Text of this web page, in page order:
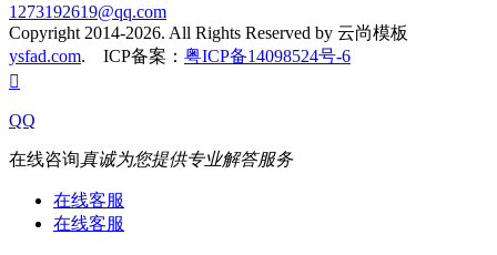
1273192619@qq.com
Copyright 2014-2026. All Rights Reserved by 云尚模板
ysfad.com. ICP备案： 粤ICP备14098524号-6

QQ
在线咨询真诚为您提供专业解答服务
在线客服
在线客服